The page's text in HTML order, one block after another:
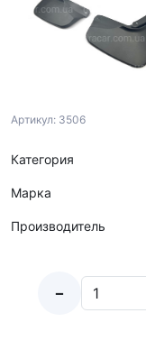
Артикул: 3506
Категория
Марка
Производитель
-